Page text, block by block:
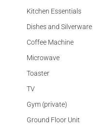
Kitchen Essentials
Dishes and Silverware
Coffee Machine
Microwave
Toaster
TV
Gym (private)
Ground Floor Unit